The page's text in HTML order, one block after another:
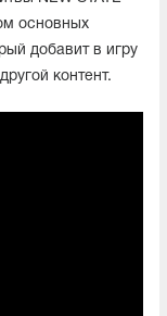
основных
добавит в игру
контент.